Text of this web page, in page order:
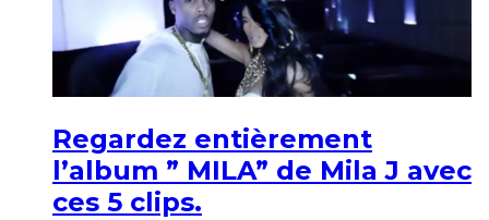
Regardez entièrement
l’album ” MILA” de Mila J avec
ces 5 clips.